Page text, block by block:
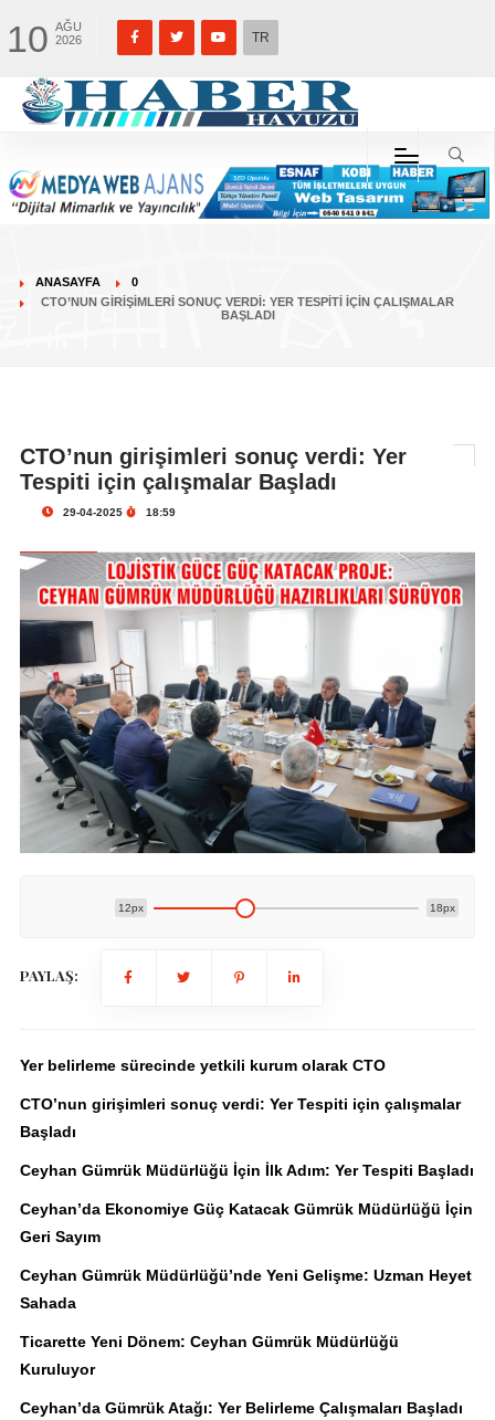
10 AĞU
2026
TR
ANASAYFA
0
CTO’NUN GIRIŞIMLERI SONUÇ VERDI: YER TESPITI IÇIN ÇALIŞMALAR
BAŞLADI
CTO’nun girişimleri sonuç verdi: Yer
Tespiti için çalışmalar Başladı
29-04-2025 18:59
12px 18px
PAYLAŞ:
Yer belirleme sürecinde yetkili kurum olarak CTO
CTO’nun girişimleri sonuç verdi: Yer Tespiti için çalışmalar
Başladı
Ceyhan Gümrük Müdürlüğü İçin İlk Adım: Yer Tespiti Başladı
Ceyhan’da Ekonomiye Güç Katacak Gümrük Müdürlüğü İçin
Geri Sayım
Ceyhan Gümrük Müdürlüğü’nde Yeni Gelişme: Uzman Heyet
Sahada
Ticarette Yeni Dönem: Ceyhan Gümrük Müdürlüğü
Kuruluyor
Ceyhan’da Gümrük Atağı: Yer Belirleme Çalışmaları Başladı